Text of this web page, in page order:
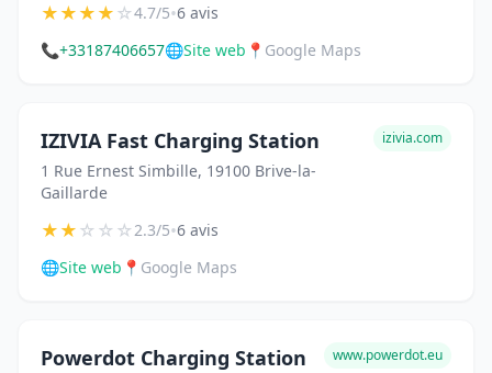
★★★★☆4.7/5•6 avis
📞+33187406657🌐Site web 📍 Google Maps
IZIVIA Fast Charging Station
1 Rue Ernest Simbille, 19100 Brive-la-
Gaillarde
izivia.com
★★☆☆☆2.3/5•6 avis
🌐Site web 📍 Google Maps
Powerdot Charging Station www.powerdot.eu